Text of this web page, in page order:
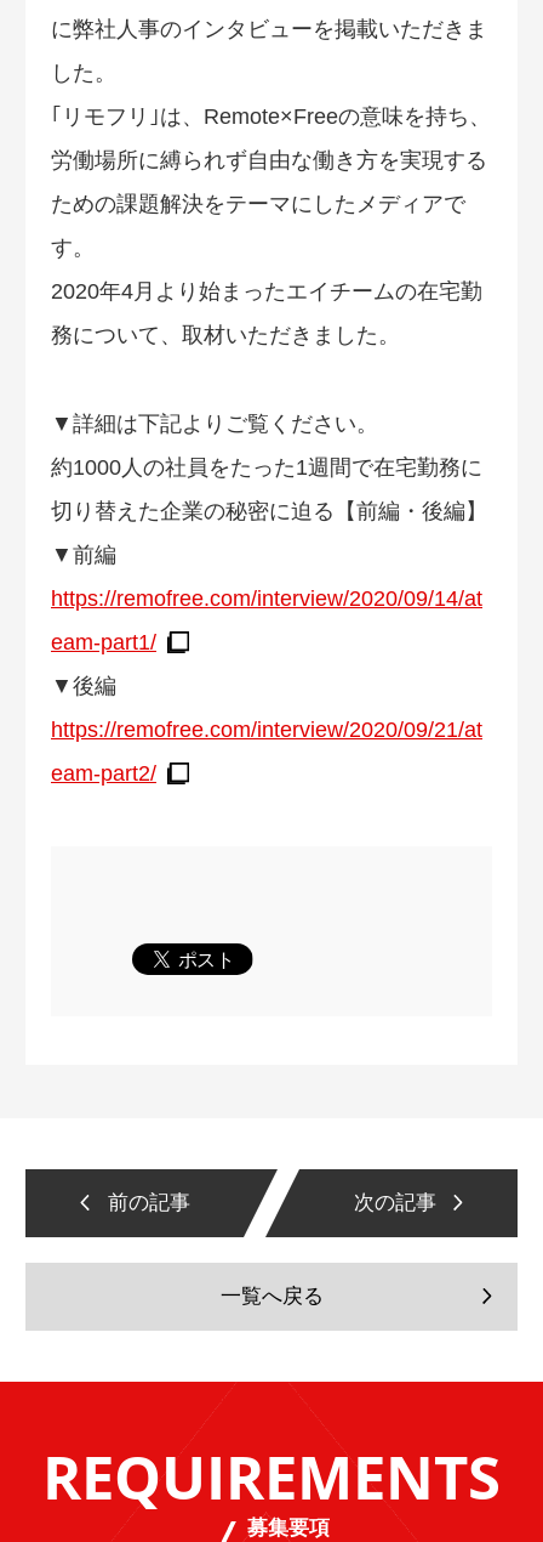
に弊社人事のインタビューを掲載いただきま
した。
｢リモフリ｣は、Remote×Freeの意味を持ち、
労働場所に縛られず自由な働き方を実現する
ための課題解決をテーマにしたメディアで
す。
2020年4月より始まったエイチームの在宅勤
務について、取材いただきました。
▼詳細は下記よりご覧ください。
約1000人の社員をたった1週間で在宅勤務に
切り替えた企業の秘密に迫る【前編・後編】
▼前編
https://remofree.com/interview/2020/09/14/at
eam-part1/
▼後編
https://remofree.com/interview/2020/09/21/at
eam-part2/
前の記事 次の記事
一覧へ戻る
REQUIREMENTS
募集要項